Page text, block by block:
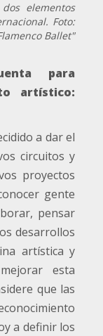
elementos
Foto:
Ballet"
para
artístico:
a dar el
circuitos y
proyectos
gente
pensar
desarrollos
artística y
esta
que las
a definir los